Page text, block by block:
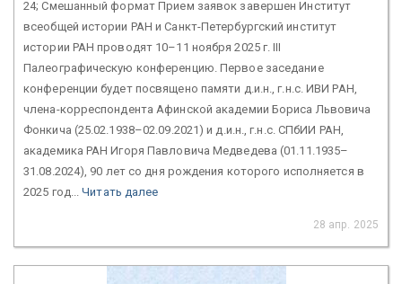
24; Смешанный формат Прием заявок завершен Институт
всеобщей истории РАН и Санкт-Петербургский институт
истории РАН проводят 10–11 ноября 2025 г. III
Палеографическую конференцию. Первое заседание
конференции будет посвящено памяти д.и.н., г.н.с. ИВИ РАН,
члена-корреспондента Афинской академии Бориса Львовича
Фонкича (25.02.1938–02.09.2021) и д.и.н., г.н.с. СПбИИ РАН,
академика РАН Игоря Павловича Медведева (01.11.1935–
31.08.2024), 90 лет со дня рождения которого исполняется в
2025 год...Читать далее
28 апр. 2025